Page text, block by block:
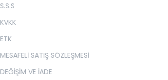
S.S.S
KVKK
ETK
MESAFELİ SATIŞ SÖZLEŞMESİ
DEĞİŞİM VE İADE